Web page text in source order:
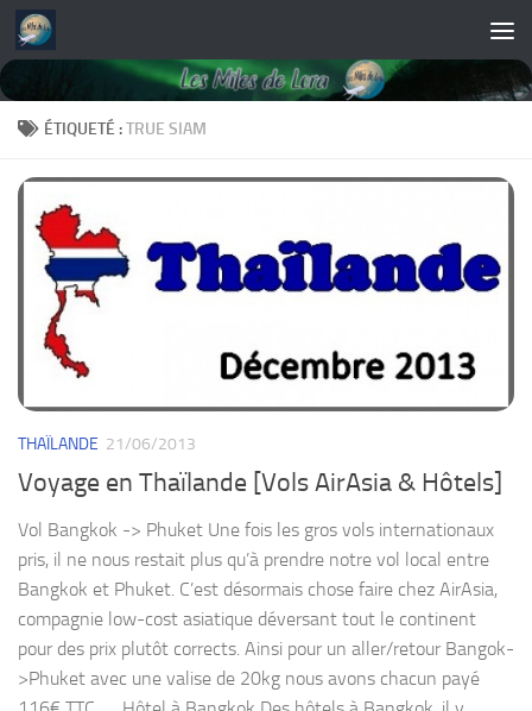
Skip to content
ÉTIQUETÉ :TRUE SIAM
THAÏLANDE 21/06/2013
Voyage en Thaïlande [Vols AirAsia & Hôtels]
Vol Bangkok -> Phuket Une fois les gros vols internationaux
pris, il ne nous restait plus qu’à prendre notre vol local entre
Bangkok et Phuket. C’est désormais chose faire chez AirAsia,
compagnie low-cost asiatique déversant tout le continent
pour des prix plutôt corrects. Ainsi pour un aller/retour Bangok-
>Phuket avec une valise de 20kg nous avons chacun payé